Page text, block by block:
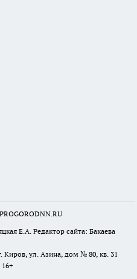
Е.А. Редактор сайта: Бакаева
Киров, ул. Азина, дом № 80, кв. 31